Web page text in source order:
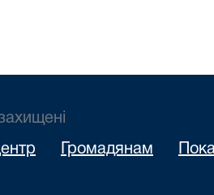
Громадянам